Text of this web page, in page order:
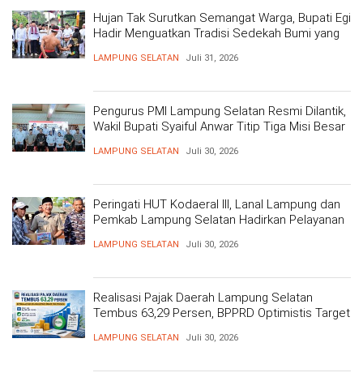
Hujan Tak Surutkan Semangat Warga, Bupati Egi
Hadir Menguatkan Tradisi Sedekah Bumi yang
LAMPUNG SELATAN Juli 31, 2026
Pengurus PMI Lampung Selatan Resmi Dilantik,
Wakil Bupati Syaiful Anwar Titip Tiga Misi Besar
LAMPUNG SELATAN Juli 30, 2026
Peringati HUT Kodaeral III, Lanal Lampung dan
Pemkab Lampung Selatan Hadirkan Pelayanan
LAMPUNG SELATAN Juli 30, 2026
Realisasi Pajak Daerah Lampung Selatan
Tembus 63,29 Persen, BPPRD Optimistis Target
LAMPUNG SELATAN Juli 30, 2026